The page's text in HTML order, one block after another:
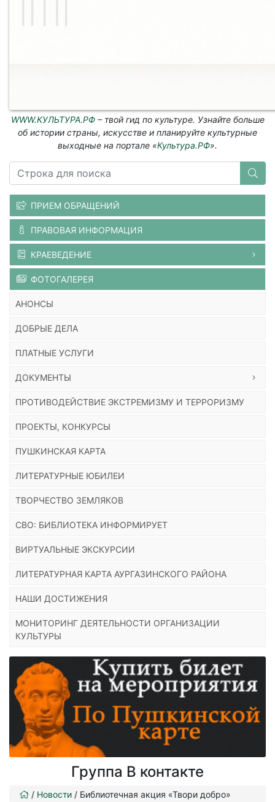
WWW.КУЛЬТУРА.РФ– твой гид по культуре. Узнайте больше
об истории страны, искусстве и планируйте культурные
выходные на портале «Культура.РФ».
ПРИЕМ ОБРАЩЕНИЙ
ПРАВОВАЯ ИНФОРМАЦИЯ
КРАЕВЕДЕНИЕ
ФОТОГАЛЕРЕЯ
АНОНСЫ
ДОБРЫЕ ДЕЛА
ПЛАТНЫЕ УСЛУГИ
ДОКУМЕНТЫ
ПРОТИВОДЕЙСТВИЕ ЭКСТРЕМИЗМУ И ТЕРРОРИЗМУ
ПРОЕКТЫ, КОНКУРСЫ
ПУШКИНСКАЯ КАРТА
ЛИТЕРАТУРНЫЕ ЮБИЛЕИ
ТВОРЧЕСТВО ЗЕМЛЯКОВ
СВО: БИБЛИОТЕКА ИНФОРМИРУЕТ
ВИРТУАЛЬНЫЕ ЭКСКУРСИИ
ЛИТЕРАТУРНАЯ КАРТА АУРГАЗИНСКОГО РАЙОНА
НАШИ ДОСТИЖЕНИЯ
МОНИТОРИНГ ДЕЯТЕЛЬНОСТИ ОРГАНИЗАЦИИ
КУЛЬТУРЫ
Группа В контакте
/ Новости / Библиотечная акция «Твори добро»